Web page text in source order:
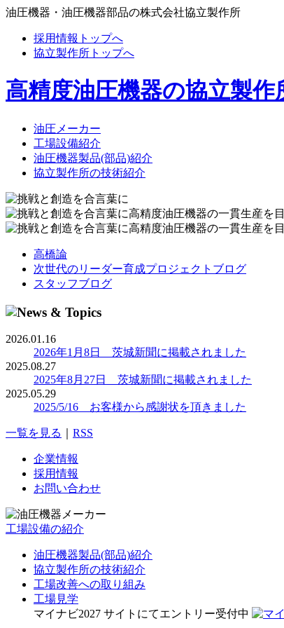
油圧機器・油圧機器部品の株式会社協立製作所
採用情報トップへ
協立製作所トップへ
高精度油圧機器の協立製
油圧メーカー
工場設備紹介
油圧機器製品(部品)紹介
協立製作所の技術紹介
高橋論
次世代のリーダー育成プロジェクトブログ
スタッフブログ
2026.01.16
2026年1月8日 茨城新聞に掲載されました
2025.08.27
2025年8月27日 茨城新聞に掲載されました
2025.05.29
2025/5/16 お客様から感謝状を頂きました
一覧を見る RSS
企業情報
採用情報
お問い合わせ
工場設備の紹介
油圧機器製品(部品)紹介
協立製作所の技術紹介
工場改善への取り組み
工場見学
マイナビ2027 サイトにてエントリー受付中